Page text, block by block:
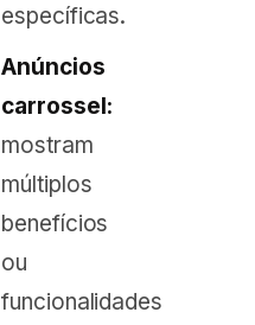
específicas.
Anúncios
carrossel:
mostram
múltiplos
benefícios
ou
funcionalidades